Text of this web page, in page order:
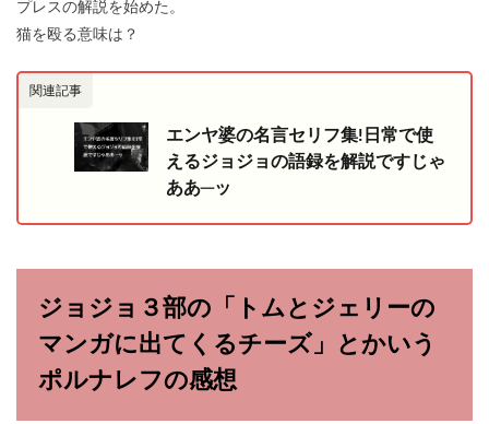
プレスの解説を始めた。
猫を殴る意味は？
関連記事
エンヤ婆の名言セリフ集!日常で使
えるジョジョの語録を解説ですじゃ
ああ─ッ
ジョジョ３部の「トムとジェリーの
マンガに出てくるチーズ」とかいう
ポルナレフの感想